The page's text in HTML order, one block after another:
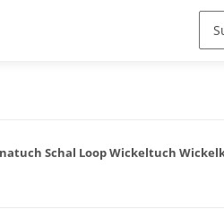
Schal Loop Wickeltuch